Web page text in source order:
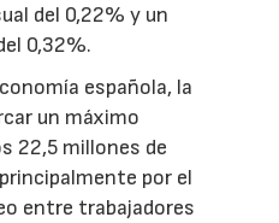
del 0,22% y un
0,32%.
española, la
un máximo
22,5 millones de
por el
entre trabajadores